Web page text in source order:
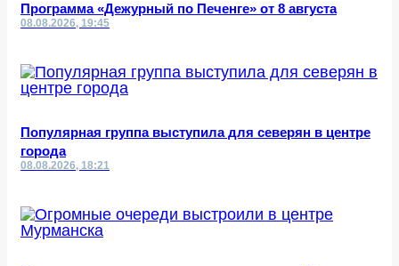
Программа «Дежурный по Печенге» от 8 августа
08.08.2026, 19:45
Популярная группа выступила для северян в центре
города
08.08.2026, 18:21